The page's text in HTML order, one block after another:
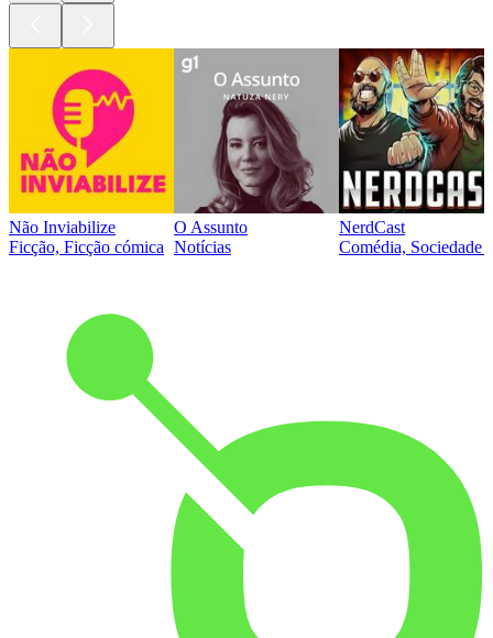
Não Inviabilize
Ficção, Ficção cómica
O Assunto
Notícias
NerdCast
Comédia, Sociedade